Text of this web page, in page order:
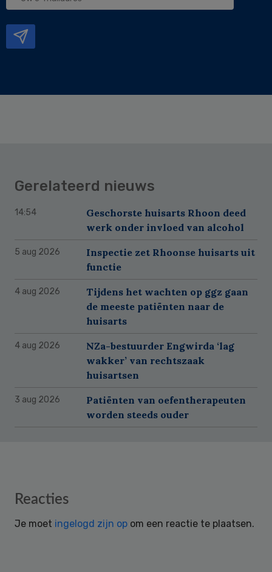
Gerelateerd nieuws
14:54
Geschorste huisarts Rhoon deed
werk onder invloed van alcohol
5 aug 2026
Inspectie zet Rhoonse huisarts uit
functie
4 aug 2026
Tijdens het wachten op ggz gaan
de meeste patiënten naar de
huisarts
4 aug 2026
NZa-bestuurder Engwirda ‘lag
wakker’ van rechtszaak
huisartsen
3 aug 2026
Patiënten van oefentherapeuten
worden steeds ouder
Reader
Reacties
Je moet ingelogd zijn op om een reactie te plaatsen.